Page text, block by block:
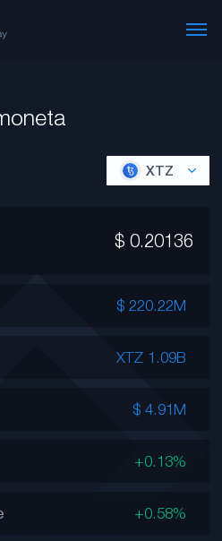
XTZ
$ 0.20136
$ 220.22M
XTZ 1.09B
$ 4.91M
+0.13%
+0.58%